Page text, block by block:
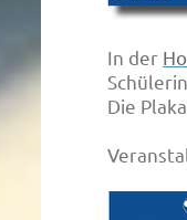
In der
Die